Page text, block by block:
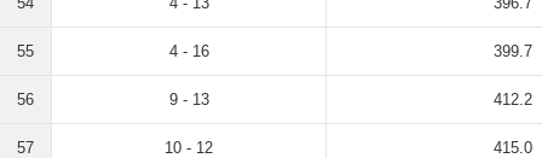
55 4 - 16 399.7
56 9 - 13 412.2
57 10 - 12 415.0